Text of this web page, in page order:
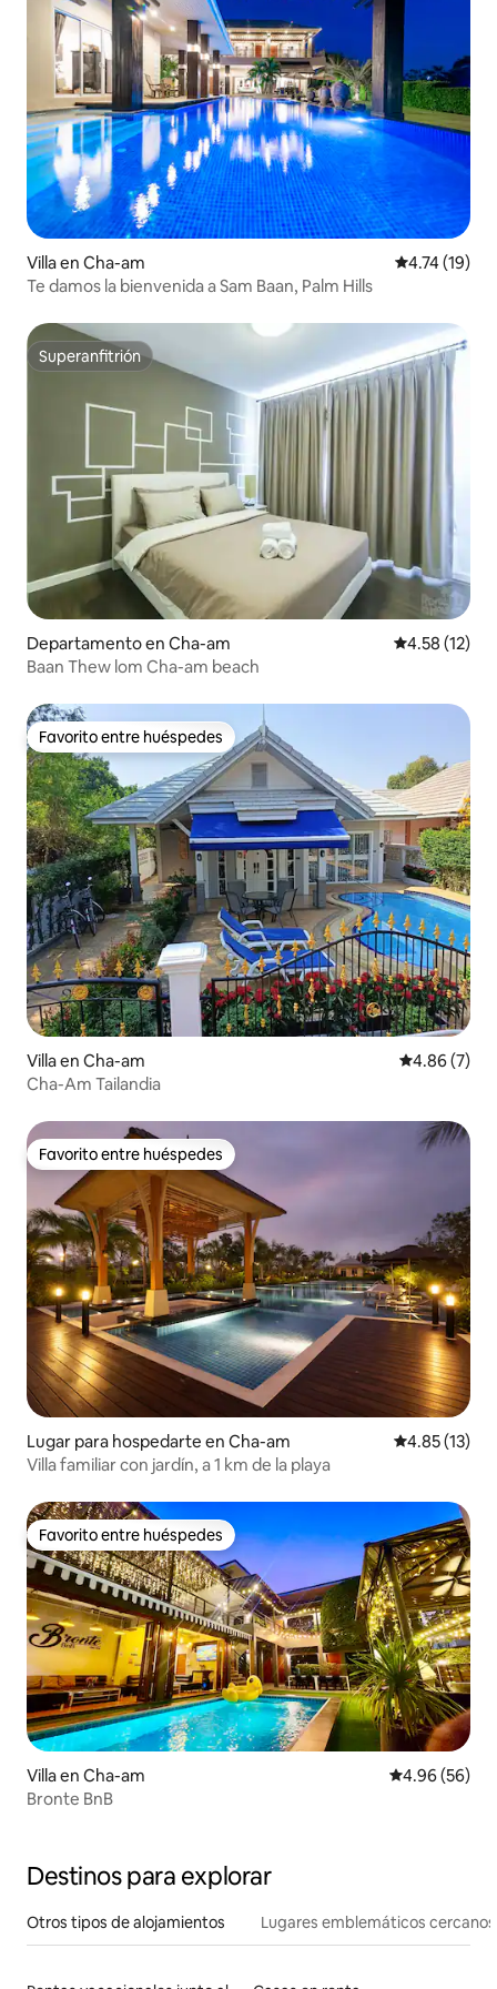
Villa en Cha-am Calificación
4.74 (19)
Te damos la bienvenida a Sam Baan, Palm Hills
Superanfitrión
Superanfitrión
Departamento en Cha-am Calificación
4.58 (12)
Baan Thew lom Cha-am beach
Favorito entre huéspedes
Favorito entre huéspedes
Villa en Cha-am Calificación
4.86 (7)
Cha-Am Tailandia
Favorito entre huéspedes
Favorito entre huéspedes
Lugar para hospedarte en Cha-am Calificación
4.85 (13)
Villa familiar con jardín, a 1 km de la playa
Favorito entre huéspedes
Favorito entre huéspedes
Villa en Cha-am Calificación
4.96 (56)
Bronte BnB
Destinos para explorar
Otros tipos de alojamientos Lugares emblemáticos cercanos